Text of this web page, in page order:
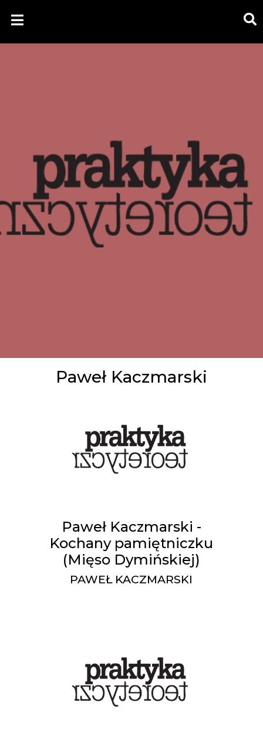
Paweł Kaczmarski
Paweł Kaczmarski -
Kochany pamiętniczku
(Mięso Dymińskiej)
PAWEŁ KACZMARSKI